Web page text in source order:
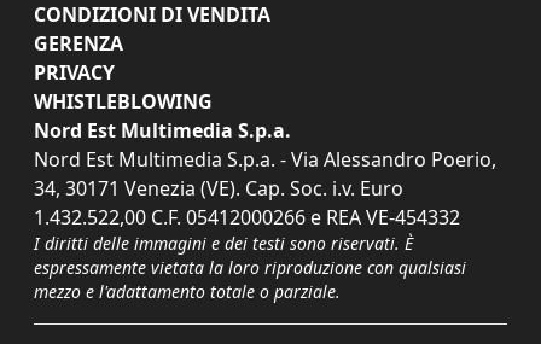
CONDIZIONI DI VENDITA
GERENZA
PRIVACY
WHISTLEBLOWING
Nord Est Multimedia S.p.a.
Nord Est Multimedia S.p.a. - Via Alessandro Poerio,
34, 30171 Venezia (VE). Cap. Soc. i.v. Euro
1.432.522,00 C.F. 05412000266 e REA VE-454332
I diritti delle immagini e dei testi sono riservati. È
espressamente vietata la loro riproduzione con qualsiasi
mezzo e l'adattamento totale o parziale.